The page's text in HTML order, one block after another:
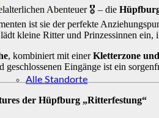
Alle Standorte
Abenteuer 🎖️ – die
ist sie der perfekte
kleine Ritter und Prinzessinnen
, kombiniert mit einerKletterzone
geschlossenen Eingänge ist ein
der Hüpfburg „Ritterfestung“